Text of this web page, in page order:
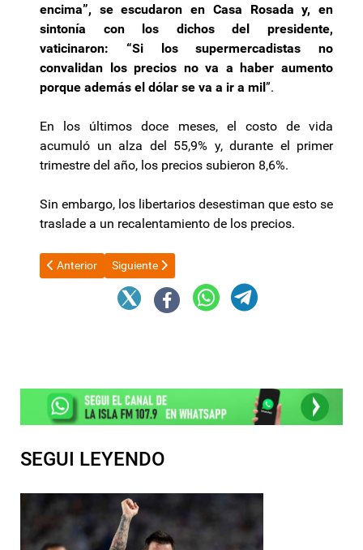
encima”, se escudaron en Casa Rosada y, en
sintonía con los dichos del presidente,
vaticinaron: “Si los supermercadistas no
convalidan los precios no va a haber aumento
porque además el dólar se va a ir a mil ”.
En los últimos doce meses, el costo de vida
acumuló un alza del 55,9% y, durante el primer
trimestre del año, los precios subieron 8,6%.
Sin embargo, los libertarios desestiman que esto se
traslade a un recalentamiento de los precios.
Artículo anterior: Obras en Avenida. Choya
Anterior Artículo siguiente: “Vamos en un tobogán hacia la
Siguiente
SEGUI LEYENDO